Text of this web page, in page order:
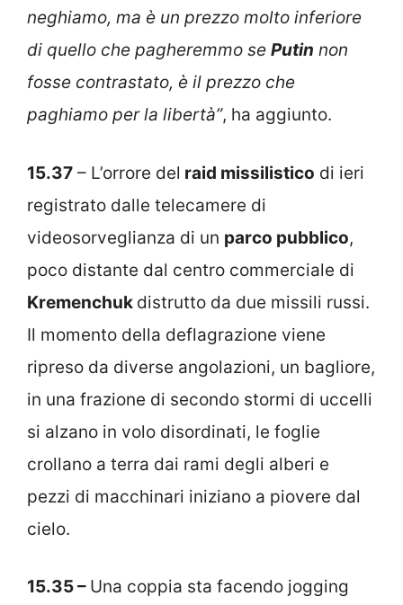
neghiamo, ma è un prezzo molto inferiore
di quello che pagheremmo se Putin non
fosse contrastato, è il prezzo che
paghiamo per la libertà”, ha aggiunto.
15.37 – L’orrore del raid missilistico di ieri
registrato dalle telecamere di
videosorveglianza di un parco pubblico,
poco distante dal centro commerciale di
Kremenchuk distrutto da due missili russi.
Il momento della deflagrazione viene
ripreso da diverse angolazioni, un bagliore,
in una frazione di secondo stormi di uccelli
si alzano in volo disordinati, le foglie
crollano a terra dai rami degli alberi e
pezzi di macchinari iniziano a piovere dal
cielo.
15.35 – Una coppia sta facendo jogging